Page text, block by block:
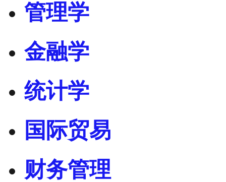
管理学
金融学
统计学
国际贸易
财务管理